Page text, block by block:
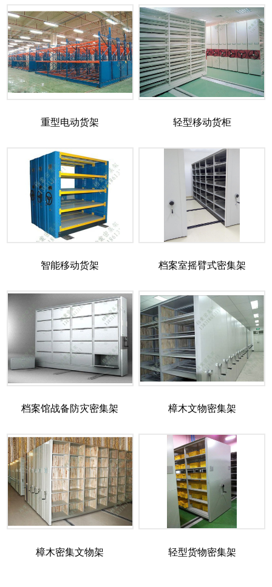
重型电动货架 轻型移动货柜
智能移动货架 档案室摇臂式密集架
档案馆战备防灾密集架 樟木文物密集架
樟木密集文物架 轻型货物密集架